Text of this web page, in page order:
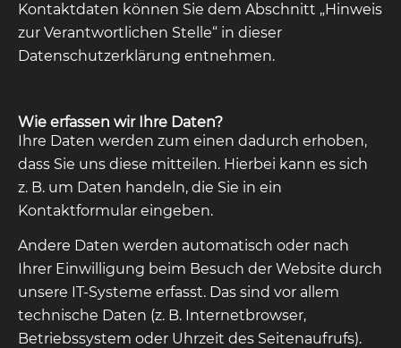
Kontaktdaten können Sie dem Abschnitt „Hinweis
zur Verantwortlichen Stelle“ in dieser
Datenschutzerklärung entnehmen.
Wie erfassen wir Ihre Daten?
Ihre Daten werden zum einen dadurch erhoben,
dass Sie uns diese mitteilen. Hierbei kann es sich
z. B. um Daten handeln, die Sie in ein
Kontaktformular eingeben.
Andere Daten werden automatisch oder nach
Ihrer Einwilligung beim Besuch der Website durch
unsere IT-Systeme erfasst. Das sind vor allem
technische Daten (z. B. Internetbrowser,
Betriebssystem oder Uhrzeit des Seitenaufrufs).